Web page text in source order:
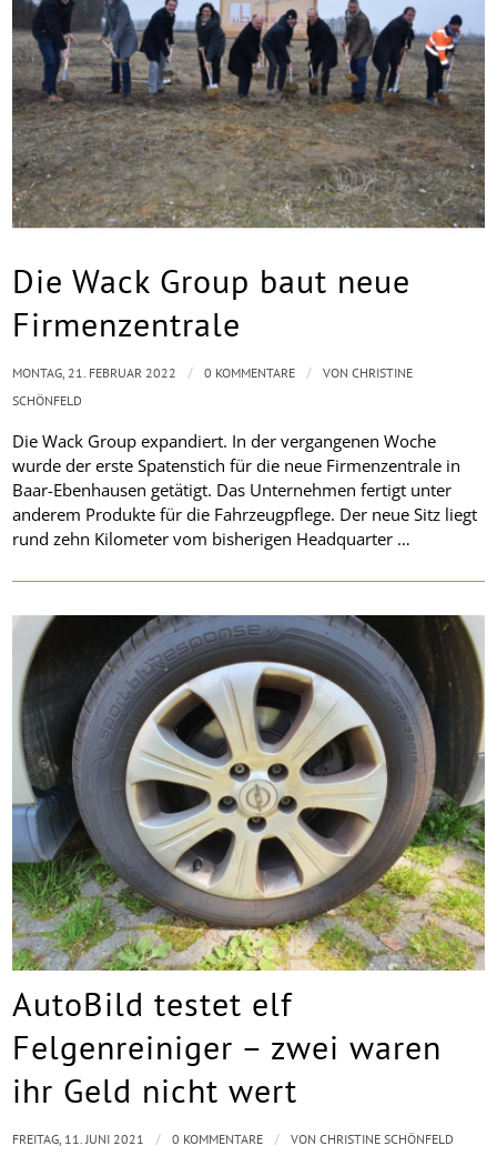
Die Wack Group baut neue
Firmenzentrale
Die Wack Group expandiert. In der vergangenen Woche
wurde der erste Spatenstich für die neue Firmenzentrale in
Baar-Ebenhausen getätigt. Das Unternehmen fertigt unter
anderem Produkte für die Fahrzeugpflege. Der neue Sitz liegt
rund zehn Kilometer vom bisherigen Headquarter …
MONTAG, 21. FEBRUAR 2022 / 0 KOMMENTARE / VONCHRISTINE
SCHÖNFELD
AutoBild testet elf
Felgenreiniger – zwei waren
ihr Geld nicht wert
FREITAG, 11. JUNI 2021 / 0 KOMMENTARE / VONCHRISTINE SCHÖNFELD